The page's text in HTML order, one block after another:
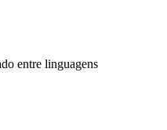
entre linguagens